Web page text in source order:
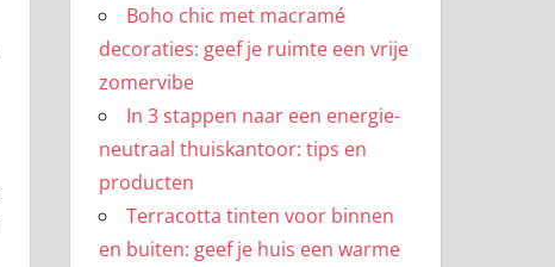
Boho chic met macramé
decoraties: geef je ruimte een vrije
zomervibe
In 3 stappen naar een energie-
neutraal thuiskantoor: tips en
producten
Terracotta tinten voor binnen
en buiten: geef je huis een warme